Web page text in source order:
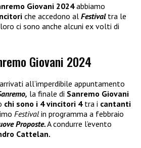
Giovani 2024abbiamo
che accedono al Festival tra le
ci sono anche alcuni ex volti di
Giovani 2024
all’imperdibile appuntamento
la finale di Sanremo Giovani
chi sono i 4 vincitori 4 tra i cantanti
Festival in programma a febbraio
Proposte.A condurre l’evento
Cattelan.